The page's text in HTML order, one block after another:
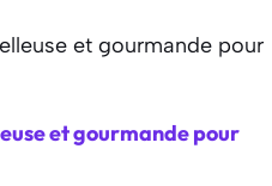
et gourmande pour